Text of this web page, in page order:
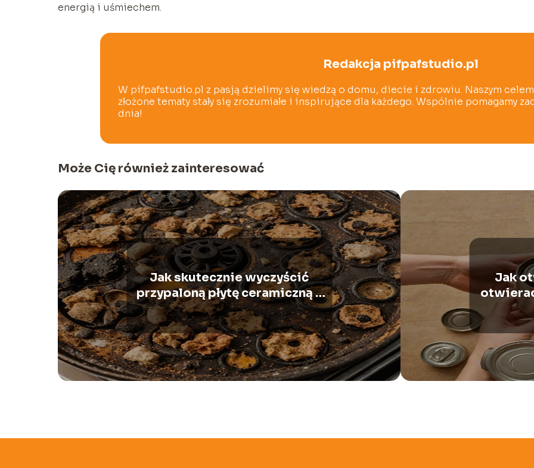
energią i uśmiechem.
Redakcja pifpafstudio.pl
W pifpafstudio.pl z pasją dzielimy się wiedzą o domu, diecie i zdrowiu. Naszym
złożone tematy stały się zrozumiałe i inspirujące dla każdego. Wspólnie pomagamy
dnia!
Może Cię również zainteresować
Jak skutecznie wyczyścić
przypaloną płytę ceramiczną –
praktyczne porady
Jak